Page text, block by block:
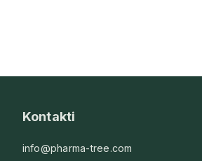
Kontakti
info@pharma-tree.com